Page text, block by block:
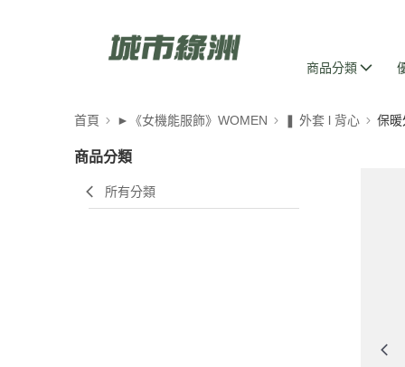
商品分類
首頁 ►《女機能服飾》WOMEN ❚ 外套 l 背心 保暖
商品分類
所有分類